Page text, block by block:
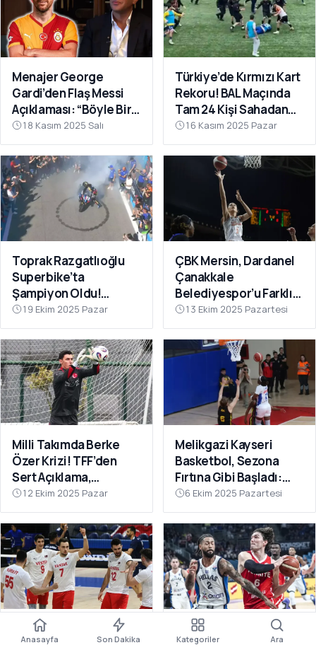
Menajer George
Gardi’den Flaş Messi
Açıklaması: “Böyle Bir
Fırsat Olursa,
Galatasaray İçin
Faydalı Olabilir”
18 Kasım 2025 Salı
Türkiye’de Kırmızı Kart
Rekoru! BAL Maçında
Tam 24 Kişi Sahadan
Atıldı
16 Kasım 2025 Pazar
Toprak Razgatlıoğlu
Superbike’ta
Şampiyon Oldu!
Rakibinin Skandal
Hamlesi Tepki Çekti
19 Ekim 2025 Pazar
ÇBK Mersin, Dardanel
Çanakkale
Belediyespor’u Farklı
Geçti: 112-78
13 Ekim 2025 Pazartesi
Milli Takımda Berke
Özer Krizi! TFF’den
Sert Açıklama,
Kaleciden Yanıt
Gecikmedi
12 Ekim 2025 Pazar
Melikgazi Kayseri
Basketbol, Sezona
Fırtına Gibi Başladı:
Dardanel Çanakkale’yi
Farklı Geçti
6 Ekim 2025 Pazartesi
Filenin Efeleri Dünya
Şampiyonası’nda 2’de
12 Dev Adam Fırtına
Gibi: Yunanistan’ı Ezip
Anasayfa Son Dakika Kategoriler Ara